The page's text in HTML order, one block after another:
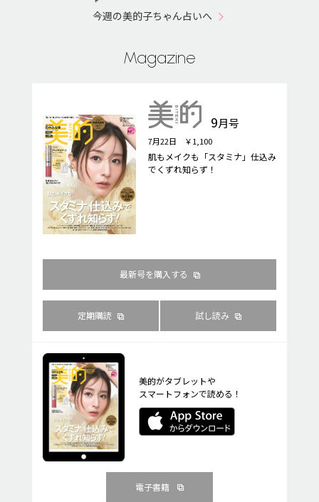
今週の美的子ちゃん占いへ
Magazine
9月号
7月22日 ￥1,100
肌もメイクも「スタミナ」仕込み
でくずれ知らず！
最新号を購入する
定期購読 試し読み
美的がタブレットや
スマートフォンで読める！
電子書籍